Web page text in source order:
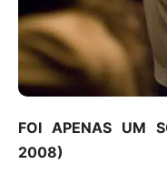
FOI APENAS UM
2008)